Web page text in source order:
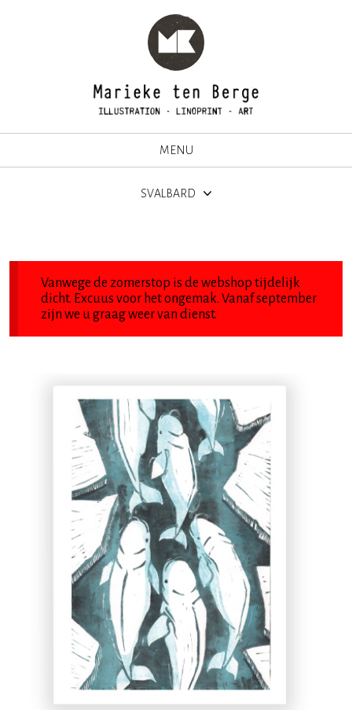
MENU
SVALBARD
Vanwege de zomerstop is de webshop tijdelijk
dicht. Excuus voor het ongemak. Vanaf september
zijn we u graag weer van dienst.